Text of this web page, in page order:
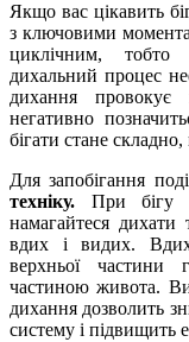
Якщо вас цікавить
з ключовими
циклічним, тобто
дихальний процес
дихання провокує
негативно
бігати стане
Для запобігання
техніку. При бігу
намагайтеся
вдих і видих.
верхньої
частиною живота.
дихання дозволить
систему і підвищить